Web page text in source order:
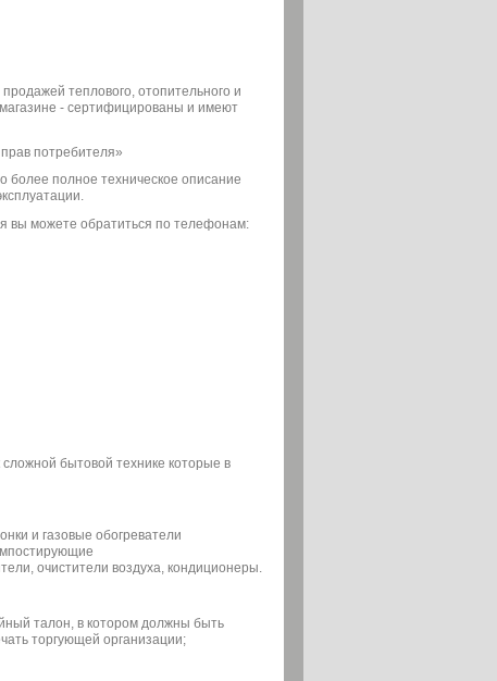
теплового, отопительного и
- сертифицированы и имеют
потребителя»
более полное техническое описание
вы можете обратиться по телефонам:
бытовой технике которые в
и газовые обогреватели
очистители воздуха, кондиционеры.
талон, в котором должны быть
торгующей организации;